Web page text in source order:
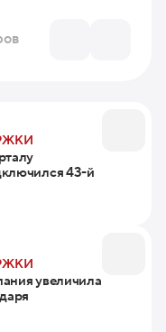
43-й
увеличила